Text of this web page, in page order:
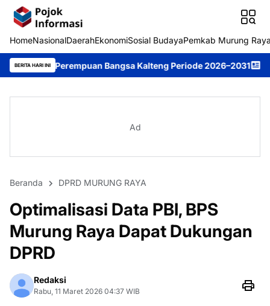
HomeNasionalDaerahEkonomiSosial BudayaPemkab Murung
BERITA HARI INIBangsa Kalteng Periode 2026–2031 DPRD Murung
Ad
Beranda DPRD MURUNG RAYA
Optimalisasi Data PBI, BPS
Murung Raya Dapat Dukungan
DPRD
Redaksi
Rabu, 11 Maret 2026 04:37 WIB